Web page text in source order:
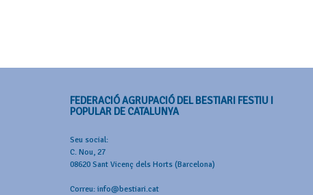
FEDERACIÓ AGRUPACIÓ DEL BESTIARI FESTIU I
POPULAR DE CATALUNYA
Seu social:
C. Nou, 27
08620 Sant Vicenç dels Horts (Barcelona)
Correu: info@bestiari.cat